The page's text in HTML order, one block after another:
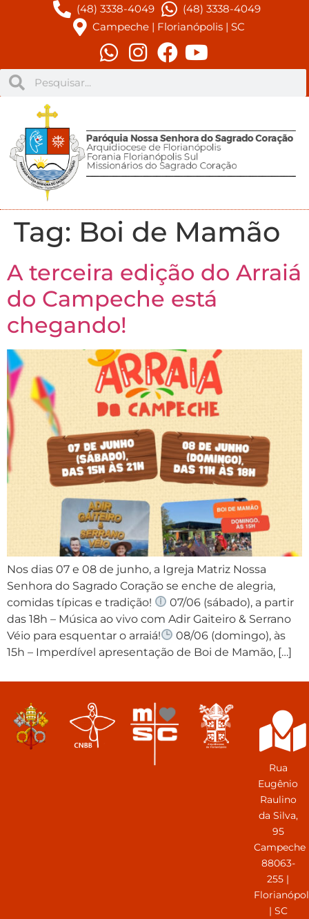
(48) 3338-4049
(48) 3338-4049
Campeche | Florianópolis | SC
Tag: Boi de Mamão
A terceira edição do Arraiá
do Campeche está
chegando!
Nos dias 07 e 08 de junho, a Igreja Matriz Nossa
Senhora do Sagrado Coração se enche de alegria,
comidas típicas e tradição!
07/06 (sábado), a partir
das 18h – Música ao vivo com Adir Gaiteiro & Serrano
Véio para esquentar o arraiá!
08/06 (domingo), às
15h – Imperdível apresentação de Boi de Mamão, […]
Rua
Eugênio
Raulino
da Silva,
95
Campeche
88063-
255 |
| SC